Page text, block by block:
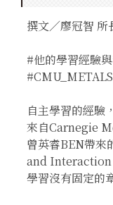
撰文／廖冠智
#他的學習經驗
#CMU_METALS
自主學習的經驗
來自Carnegie
曾英睿BEN帶
and Interaction
學習沒有固定的